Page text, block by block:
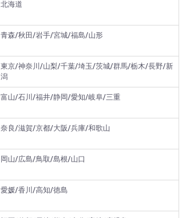
北海道
青森/秋田/岩手/宮城/福島/山形
東京/神奈川/山梨/千葉/埼玉/茨城/群馬/栃木/長野/新
潟
富山/石川/福井/静岡/愛知/岐阜/三重
奈良/滋賀/京都/大阪/兵庫/和歌山
岡山/広島/鳥取/島根/山口
愛媛/香川/高知/徳島